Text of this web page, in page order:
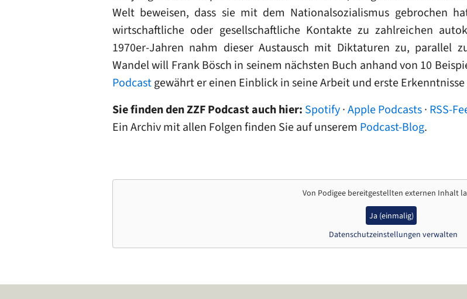
Welt beweisen, dass sie mit dem Nationalsozialismus gebrochen
wirtschaftliche oder gesellschaftliche Kontakte zu zahlreichen
1970er-Jahren nahm dieser Austausch mit Diktaturen zu, parallel
Wandel will Frank Bösch in seinem nächsten Buch anhand von 10
Podcastgewährt er einen Einblick in seine Arbeit und erste Erkenntnisse
Sie finden den ZZF Podcast auch hier: Spotify·Apple Podcasts· RSS-
Ein Archiv mit allen Folgen finden Sie auf unserem Podcast-Blog.
Von Podigee bereitgestellten externen Inhalt
Ja (einmalig)
Datenschutzeinstellungen verwalten